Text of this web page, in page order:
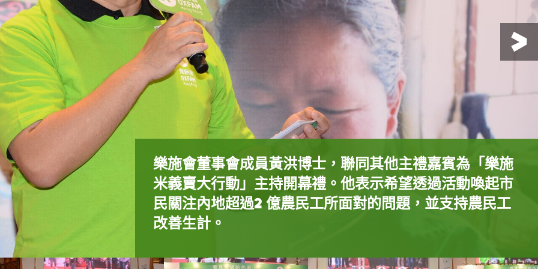
樂施會董事會成員黃洪博士，聯同其他主禮嘉賓為「樂施
米義賣大行動」主持開幕禮。他表示希望透過活動喚起市
民關注內地超過2 億農民工所面對的問題，並支持農民工
改善生計。
在開幕禮上，樂施大使C AllStar演繹《家書》。
活動嘉賓孫恒先生(右一)及「重D音」樂隊在開幕禮上表
演其原創音樂，唱出很多農民工及新工人的心聲。
樂施大使C AllStar (前排)與活動嘉賓孫恒先生(後排右
一) 及「重D音」樂隊其中一位成員(後排左一)一起呼籲市
民支持樂施米義賣活動，以協助內地的農民工改善生活。
主禮嘉賓在「放大鏡」下看到農民工在住房、生計、子女
教育、社區網絡、勞動權益、工傷賠償等各方面所面對的
問題。
(前排右至左) 樂施大使C AllStar、樂施會籌款及傳訊總
監蕭美娟女士、活動嘉賓孫恒先生、樂施會董事會成員黃
洪博士，以及「重D音」樂隊與其他嘉賓合照。
樂施大使C AllStar呼籲市民購買每包20元的樂施米，支
持農民工家庭改善生計。
樂施大使C AllStar(中)、樂施會籌款及傳訊總監蕭美娟
女士(右一)與嘉賓在義賣樂施米攤位合照。